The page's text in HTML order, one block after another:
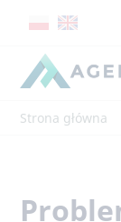
Strona główna